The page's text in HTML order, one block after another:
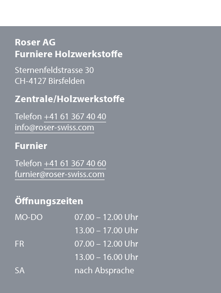
Roser AG
Furniere Holzwerkstoffe
Sternenfeldstrasse 30
CH-4127 Birsfelden
Zentrale/Holzwerkstoffe
Telefon +41 61 367 40 40
info@roser-swiss.com
Furnier
Telefon +41 61 367 40 60
furnier@roser-swiss.com
Öffnungszeiten
MO-DO
07.00 – 12.00 Uhr
13.00 – 17.00 Uhr
FR
07.00 – 12.00 Uhr
13.00 – 16.00 Uhr
SA
nach Absprache